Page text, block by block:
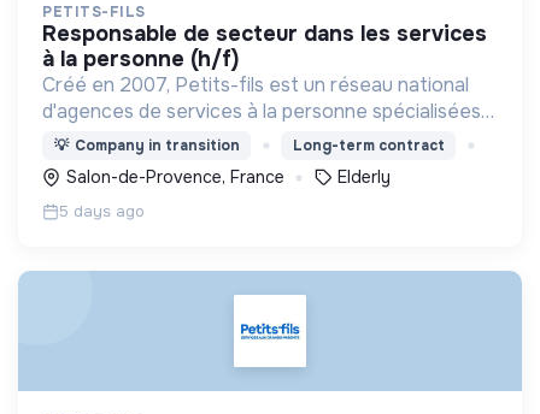
PETITS-FILS
responsable de secteur dans les services
à la personne (h/f)
Créé en 2007, Petits-fils est un réseau national
d'agences de services à la personne spécialisées
dans l'aide à domicile pour les personnes âgées.
💡 Company in transition Long-term contract
Salon-de-Provence, France Elderly
5 days ago